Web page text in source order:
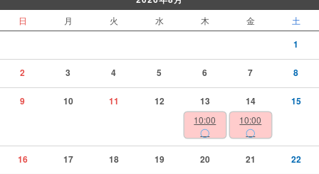
日 月 火 水 木 金 土
1
2 3 4 5 6 7 8
9 10 11 12 13
10:00
◯
14
10:00
◯
15
16 17 18 19 20 21 22